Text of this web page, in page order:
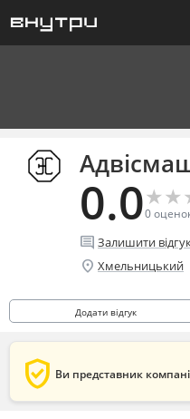
0.0★
★★
★
0
comment Залишити
location_on Хмельницький
Додати відгук
verified_user Ви представник